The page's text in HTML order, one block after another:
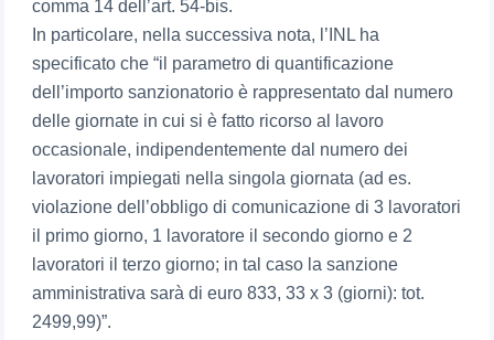
comma 14 dell’art. 54-bis.
In particolare, nella successiva nota, l’INL ha
specificato che “il parametro di quantificazione
dell’importo sanzionatorio è rappresentato dal numero
delle giornate in cui si è fatto ricorso al lavoro
occasionale, indipendentemente dal numero dei
lavoratori impiegati nella singola giornata (ad es.
violazione dell’obbligo di comunicazione di 3 lavoratori
il primo giorno, 1 lavoratore il secondo giorno e 2
lavoratori il terzo giorno; in tal caso la sanzione
amministrativa sarà di euro 833, 33 x 3 (giorni): tot.
2499,99)”.